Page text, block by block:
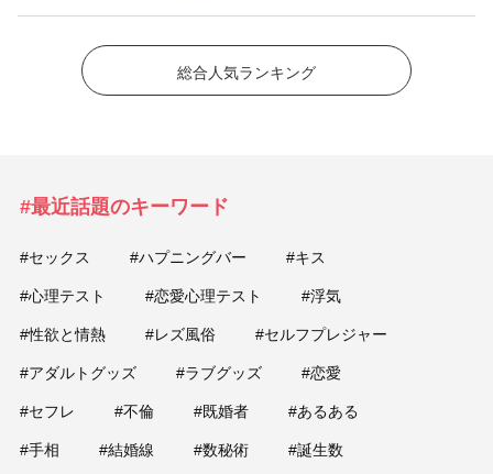
総合人気ランキング
#最近話題のキーワード
#セックス #ハプニングバー #キス
#心理テスト #恋愛心理テスト #浮気
#性欲と情熱 #レズ風俗 #セルフプレジャー
#アダルトグッズ #ラブグッズ #恋愛
#セフレ #不倫 #既婚者 #あるある
#手相 #結婚線 #数秘術 #誕生数